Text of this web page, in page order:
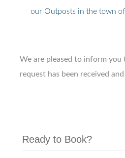
our Outposts in the town
We are pleased to inform
request has been received
Ready to Book?